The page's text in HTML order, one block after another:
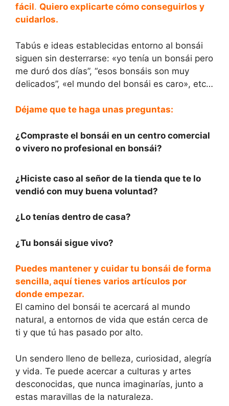
fácil. Quiero explicarte cómo conseguirlos y
cuidarlos.
Tabús e ideas establecidas entorno al bonsái
siguen sin desterrarse: «yo tenía un bonsái pero
me duró dos días”, “esos bonsáis son muy
delicados”, «el mundo del bonsái es caro», etc…
Déjame que te haga unas preguntas:
¿Compraste el bonsái en un centro comercial
o vivero no profesional en bonsái?
¿Hiciste caso al señor de la tienda que te lo
vendió con muy buena voluntad?
¿Lo tenías dentro de casa?
¿Tu bonsái sigue vivo?
Puedes mantener y cuidar tu bonsái de forma
sencilla, aquí tienes varios artículos por
donde empezar.
El camino del bonsái te acercará al mundo
natural, a entornos de vida que están cerca de
ti y que tú has pasado por alto.
Un sendero lleno de belleza, curiosidad, alegría
y vida. Te puede acercar a culturas y artes
desconocidas, que nunca imaginarías, junto a
estas maravillas de la naturaleza.